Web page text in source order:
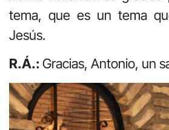
tema, que es un tema
Jesús.
R.Á.:Gracias, Antonio, un